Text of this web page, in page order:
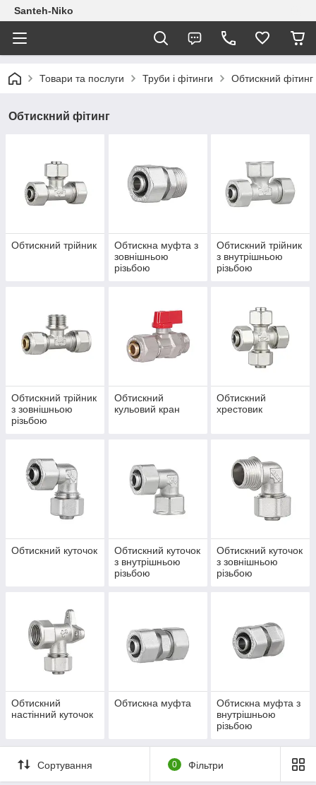
Santeh-Niko
Товари та послуги Труби і фітинги Обтискний фітинг
Обтискний фітинг
Обтискний трійник
Обтискна муфта з
зовнішньою
різьбою
Обтискний трійник
з внутрішньою
різьбою
Обтискний трійник
з зовнішньою
різьбою
Обтискний
кульовий кран
Обтискний
хрестовик
Обтискний куточок
Обтискний куточок
з внутрішньою
різьбою
Обтискний куточок
з зовнішньою
різьбою
Обтискний
настінний куточок
Обтискна муфта
Обтискна муфта з
внутрішньою
різьбою
Сортування 0 Фільтри